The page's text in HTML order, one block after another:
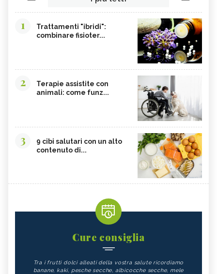
1
Trattamenti "ibridi":
combinare fisioter...
2
Terapie assistite con
animali: come funz...
3
9 cibi salutari con un alto
contenuto di...
Cure consiglia
Tra i frutti dolci alleati della vostra salute ricordiamo
banane, kaki, pesche secche, albicocche secche, mele